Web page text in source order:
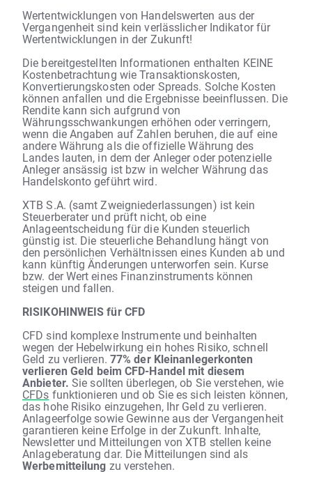
Wertentwicklungen von Handelswerten aus der
Vergangenheit sind kein verlässlicher Indikator für
Wertentwicklungen in der Zukunft!
Die bereitgestellten Informationen enthalten KEINE
Kostenbetrachtung wie Transaktionskosten,
Konvertierungskosten oder Spreads. Solche Kosten
können anfallen und die Ergebnisse beeinflussen. Die
Rendite kann sich aufgrund von
Währungsschwankungen erhöhen oder verringern,
wenn die Angaben auf Zahlen beruhen, die auf eine
andere Währung als die offizielle Währung des
Landes lauten, in dem der Anleger oder potenzielle
Anleger ansässig ist bzw in welcher Währung das
Handelskonto geführt wird.
XTB S.A. (samt Zweigniederlassungen) ist kein
Steuerberater und prüft nicht, ob eine
Anlageentscheidung für die Kunden steuerlich
günstig ist. Die steuerliche Behandlung hängt von
den persönlichen Verhältnissen eines Kunden ab und
kann künftig Änderungen unterworfen sein. Kurse
bzw. der Wert eines Finanzinstruments können
steigen und fallen.
RISIKOHINWEIS für CFD
CFD sind komplexe Instrumente und beinhalten
wegen der Hebelwirkung ein hohes Risiko, schnell
Geld zu verlieren. 77% der Kleinanlegerkonten
verlieren Geld beim CFD-Handel mit diesem
Anbieter. Sie sollten überlegen, ob Sie verstehen, wie
CFDs funktionieren und ob Sie es sich leisten können,
das hohe Risiko einzugehen, Ihr Geld zu verlieren.
Anlageerfolge sowie Gewinne aus der Vergangenheit
garantieren keine Erfolge in der Zukunft. Inhalte,
Newsletter und Mitteilungen von XTB stellen keine
Anlageberatung dar. Die Mitteilungen sind als
Werbemitteilung zu verstehen.